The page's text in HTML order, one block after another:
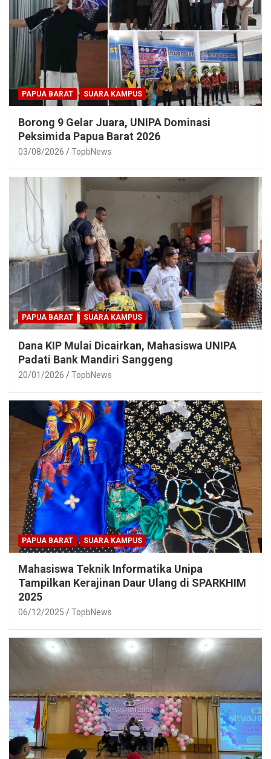
PAPUA BARAT SUARA KAMPUS
Borong 9 Gelar Juara, UNIPA Dominasi
Peksimida Papua Barat 2026
03/08/2026 TopbNews
PAPUA BARAT SUARA KAMPUS
Dana KIP Mulai Dicairkan, Mahasiswa UNIPA
Padati Bank Mandiri Sanggeng
20/01/2026 TopbNews
PAPUA BARAT SUARA KAMPUS
Mahasiswa Teknik Informatika Unipa
Tampilkan Kerajinan Daur Ulang di SPARKHIM
2025
06/12/2025 TopbNews